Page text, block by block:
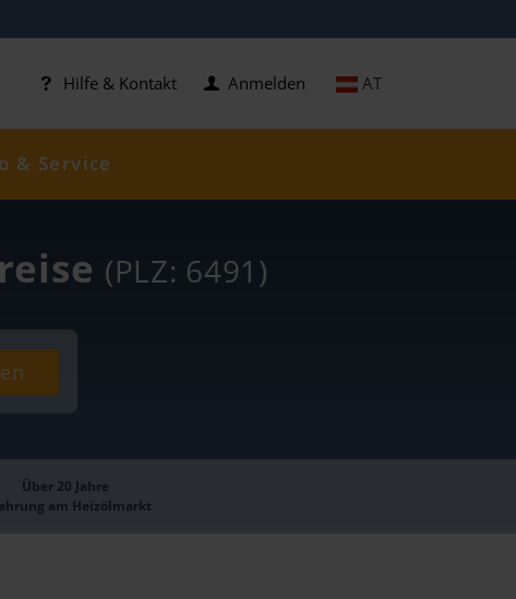
AT
Hilfe & Kontakt Anmelden
& Service
(PLZ: 6491)
Über 20 Jahre
am Heizölmarkt